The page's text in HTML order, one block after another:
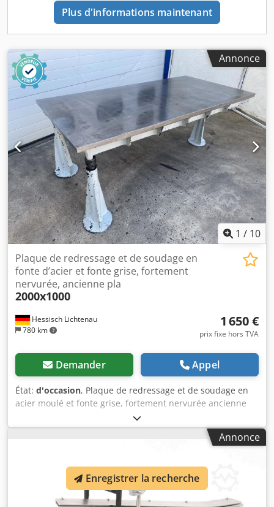
Plus d'informations maintenant
Annonce
1 / 10
Hessisch Lichtenau
780 km
Plaque de redressage et de soudage en
fonte d’acier et fonte grise, fortement
nervurée, ancienne pla
2000x1000
1 650 €
prix fixe hors TVA
Demander Appel
État: d'occasion, Plaque de redressage et de soudage en
acier moulé et fonte grise, fortement nervurée ancienne
plaque de traçage et de mesure plaque de redressage
lourde longueur 2000 mm largeur 1000 mm Dsdeu
Inwfepfx Ai Tsck épaisseur 160 mm hauteur de travail 850
l’autre - 3 pieds réglables en hauteur poids avec pieds 680
Annonce
Enregistrer la recherche